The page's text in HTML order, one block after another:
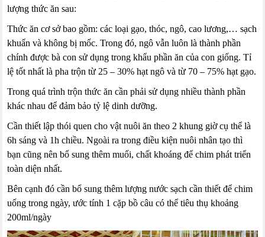
lượng thức ăn sau:
Thức ăn cơ sở bao gồm: các loại gạo, thóc, ngô, cao lương,… sạch
khuẩn và không bị mốc. Trong đó, ngô vẫn luôn là thành phần
chính được bà con sử dụng trong khẩu phần ăn của con giống. Tỉ
lệ tốt nhất là pha trộn từ 25 – 30% hạt ngô và từ 70 – 75% hạt gạo.
Trong quá trình trộn thức ăn cần phải sử dụng nhiều thành phần
khác nhau để đảm bảo tỷ lệ dinh dưỡng.
Cần thiết lập thói quen cho vật nuôi ăn theo 2 khung giờ cụ thể là
6h sáng và 1h chiều. Ngoài ra trong điều kiện nuôi nhân tạo thì
bạn cũng nên bổ sung thêm muối, chất khoáng để chim phát triển
toàn diện nhất.
Bên cạnh đó cần bổ sung thêm lượng nước sạch cần thiết để chim
uống trong ngày, ước tính 1 cặp bồ câu có thể tiêu thụ khoảng
200ml/ngày